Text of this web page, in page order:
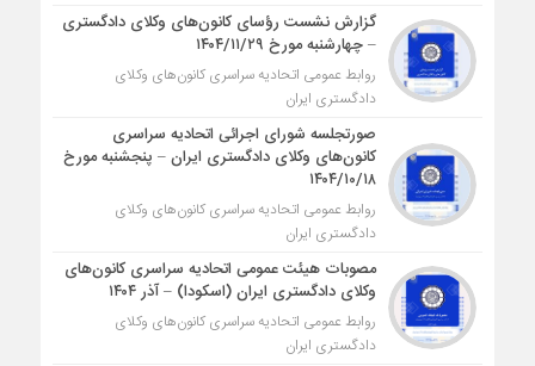
گزارش نشست رؤسای کانون‌های وکلای دادگستری
– چهارشنبه مورخ ۱۴۰۴/۱۱/۲۹
روابط عمومی اتحادیه سراسری کانون‌های وکلای
دادگستری ایران
صورتجلسه شورای اجرائی اتحادیه سراسری
کانون‌های وکلای دادگستری ایران – پنجشنبه مورخ
۱۴۰۴/۱۰/۱۸
روابط عمومی اتحادیه سراسری کانون‌های وکلای
دادگستری ایران
مصوبات هیئت عمومی اتحادیه سراسری کانون‌های
وکلای دادگستری ایران (اسکودا) – آذر ۱۴۰۴
روابط عمومی اتحادیه سراسری کانون‌های وکلای
دادگستری ایران